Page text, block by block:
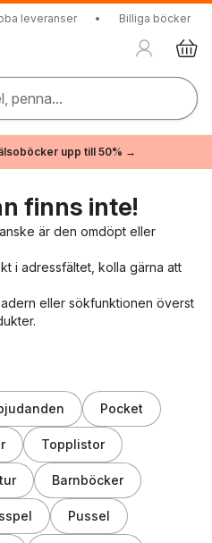
leveranser • Billiga böcker
penna...
upp till 50% →
finns inte!
är den omdöpt eller
i adressfältet, kolla gärna att
eller sökfunktionen överst
Pocket
Topplistor
Barnböcker
Pussel